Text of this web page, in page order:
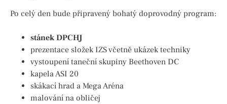
Po celý den bude připravený bohatý doprovodný program:
stánek DPCHJ
prezentace složek IZS včetně ukázek techniky
vystoupení taneční skupiny Beethoven DC
kapela ASI 20
skákací hrad a Mega Aréna
malování na obličej